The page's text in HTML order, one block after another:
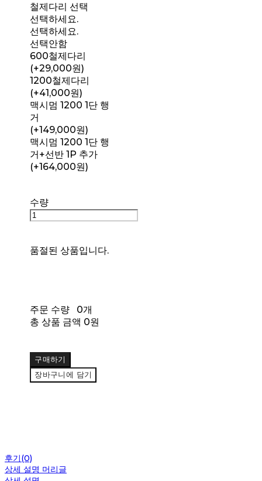
철제다리 선택
선택하세요.
선택하세요.
선택안함
600철제다리
(+29,000원)
1200철제다리
(+41,000원)
맥시멈 1200 1단 행
거
(+149,000원)
맥시멈 1200 1단 행
거+선반 1P 추가
(+164,000원)
수량
품절된 상품입니다.
주문 수량
0개
총 상품 금액 0원
구매하기
장바구니에 담기
후기(0)
상세 설명 머리글